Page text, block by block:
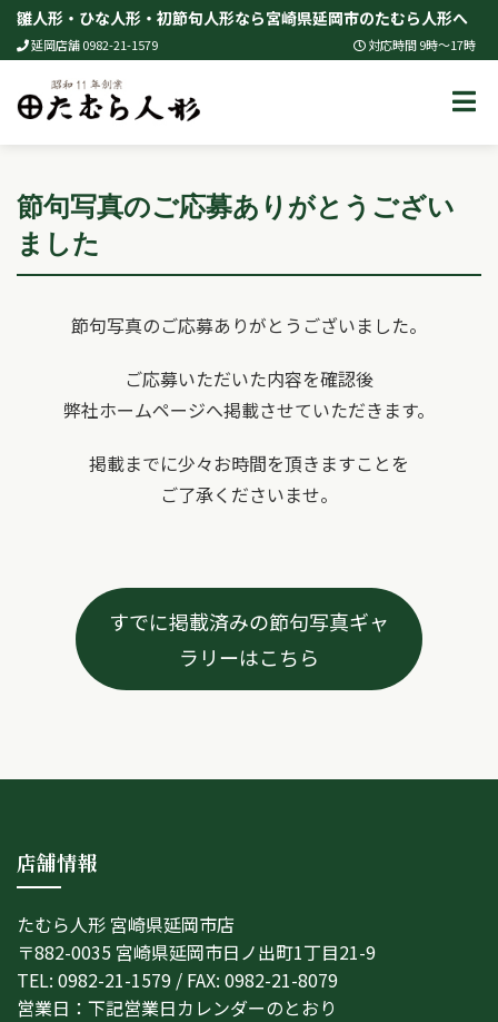
Skip
content
雛人形・ひな人形・初節句人形なら宮崎県延岡市のたむら人形へ
延岡店舗 0982-21-1579 対応時間 9時～17時
節句写真のご応募ありがとうござい
ました
節句写真のご応募ありがとうございました。
ご応募いただいた内容を確認後
弊社ホームページへ掲載させていただきます。
掲載までに少々お時間を頂きますことを
ご了承くださいませ。
すでに掲載済みの節句写真ギャ
ラリーはこちら
店舗情報
たむら人形 宮崎県延岡市店
〒882-0035 宮崎県延岡市日ノ出町1丁目21-9
TEL: 0982-21-1579 / FAX: 0982-21-8079
営業日：下記営業日カレンダーのとおり